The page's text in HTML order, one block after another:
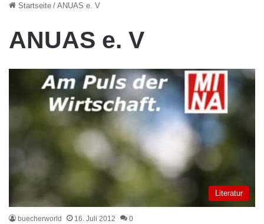
Startseite / ANUAS e. V
ANUAS e. V
Literatur
buecherworld 16. Juli 2012 0